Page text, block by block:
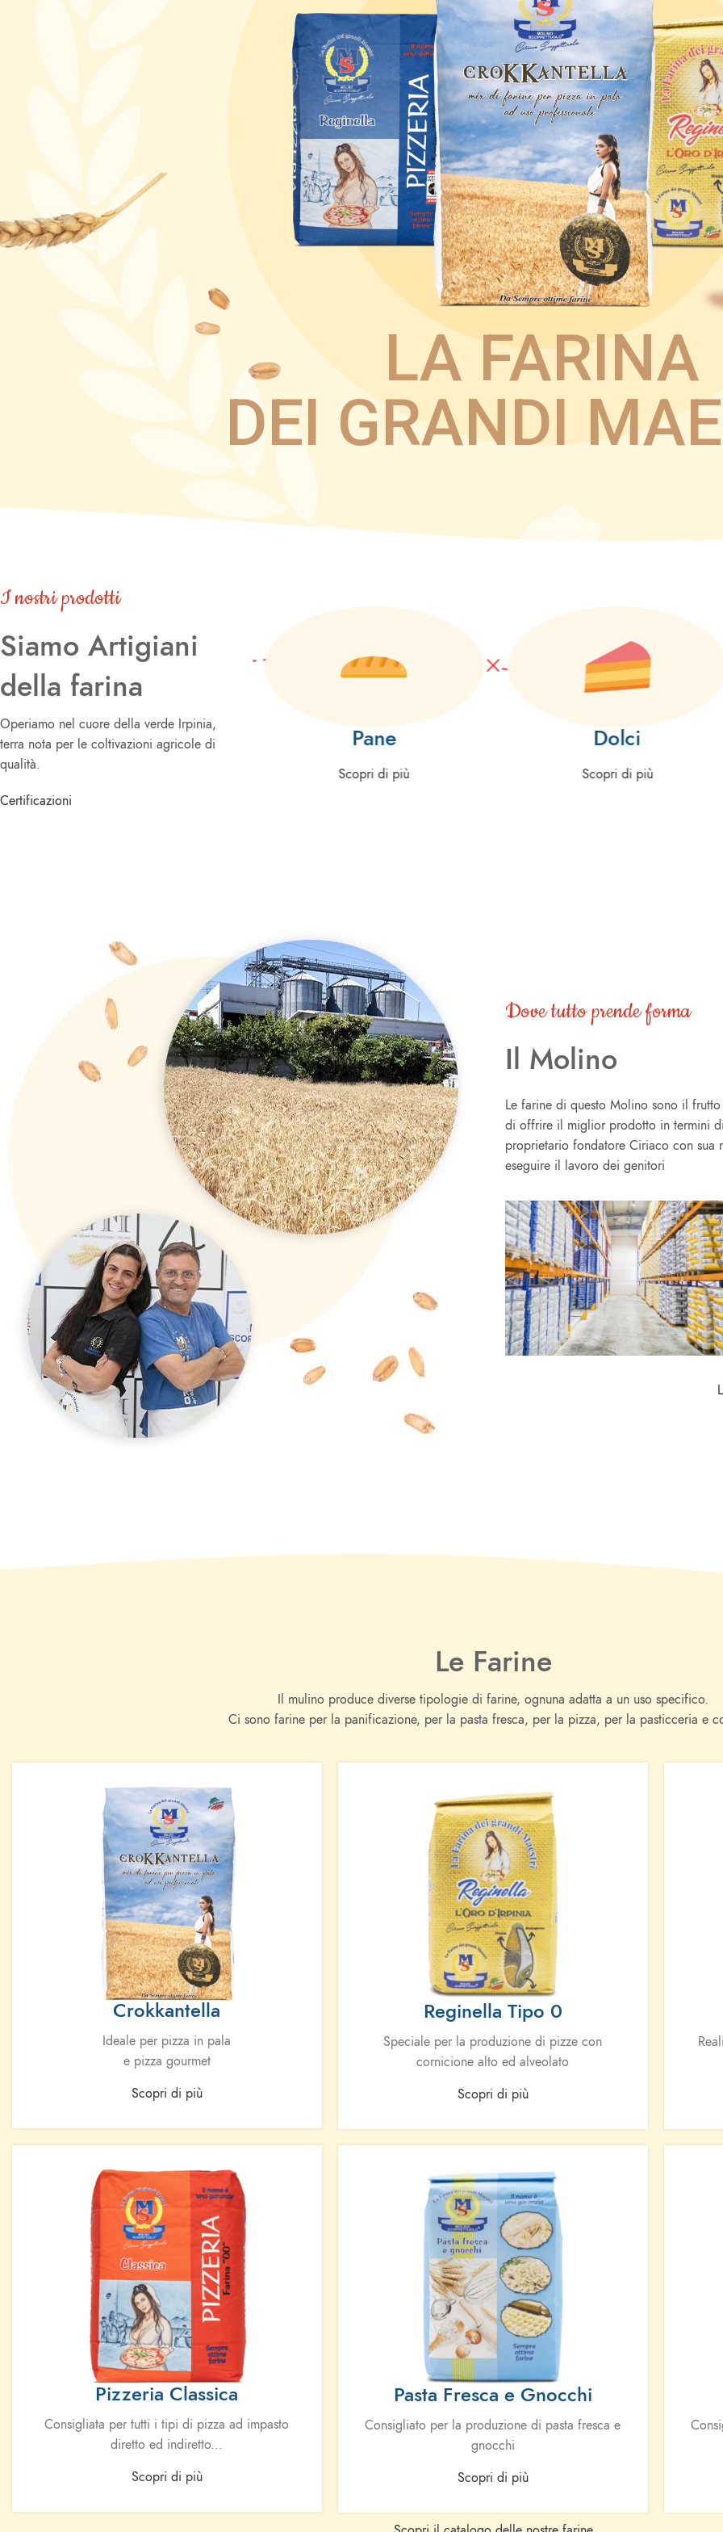
LA FARINA
DEI GRANDI
I nostri prodotti
Siamo Artigiani
della farina
Operiamo nel cuore della verde Irpinia,
terra nota per le coltivazioni agricole di
qualità.
Certificazioni
Pizzerie Pane
Scopri di più
Dolci
Scopri di più
Dove tutto prende forma
Il Molino
Le farine di questo Molino sono il
di offrire il miglior prodotto in termini
proprietario fondatore Ciriaco con sua
eseguire il lavoro dei genitori
Le Farine
Il mulino produce diverse tipologie di farine, ognuna adatta a un uso specifico.
Ci sono farine per la panificazione, per la pasta fresca, per la pizza, per la pasticceria e
Crokkantella
Ideale per pizza in pala
e pizza gourmet
Scopri di più
Reginella Tipo 0
Speciale per la produzione di pizze con
cornicione alto ed alveolato
Scopri di più
Pizzeria Classica
Consigliata per tutti i tipi di pizza ad impasto
diretto ed indiretto...
Scopri di più
Pasta Fresca e Gnocchi
Consigliato per la produzione di pasta fresca e
gnocchi
Scopri di più